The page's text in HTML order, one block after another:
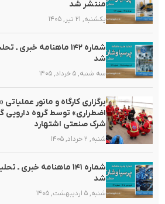
منتشر شد
یکشنبه, ۲۱ تیر, ۱۴۰۵
شماره ۱۴۲ ماهنامه
شد
سه شنبه, ۵ خرداد, ۱۴۰۵
برگزاری کارگاه و مانور
اضطراری» توسط گروه دارویی
شرک صنعتی اشتهارد
شنبه, ۲ خرداد, ۱۴۰۵
شماره ۱۴۱ ماهنامه
شد
شنبه, ۵ اردیبهشت, ۱۴۰۵